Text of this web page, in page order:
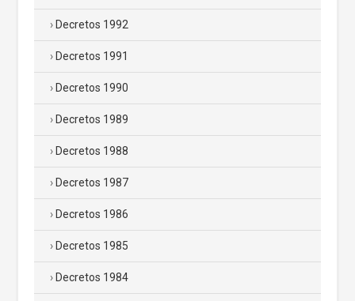
Decretos 1992
Decretos 1991
Decretos 1990
Decretos 1989
Decretos 1988
Decretos 1987
Decretos 1986
Decretos 1985
Decretos 1984